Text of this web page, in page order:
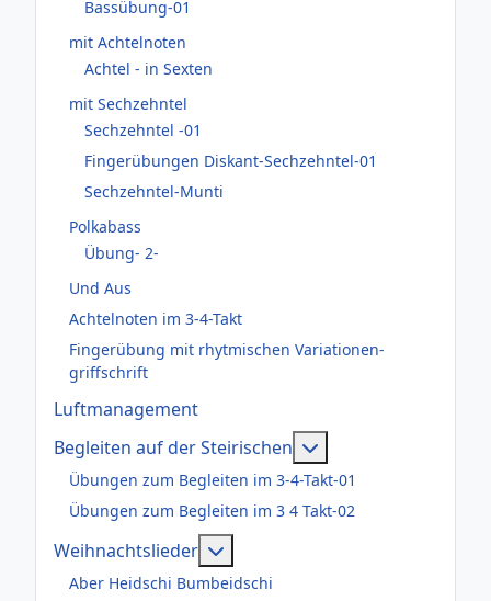
Bassübung-01
mit Achtelnoten
Achtel - in Sexten
mit Sechzehntel
Sechzehntel -01
Fingerübungen Diskant-Sechzehntel-01
Sechzehntel-Munti
Polkabass
Übung- 2-
Und Aus
Achtelnoten im 3-4-Takt
Fingerübung mit rhytmischen Variationen-
griffschrift
Luftmanagement
Begleiten auf der Steirischen
Übungen zum Begleiten im 3-4-Takt-01
Übungen zum Begleiten im 3 4 Takt-02
Weihnachtslieder
Aber Heidschi Bumbeidschi